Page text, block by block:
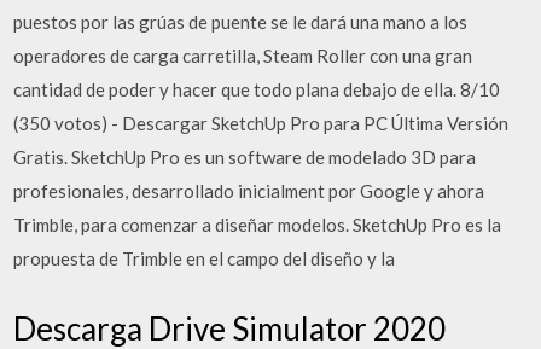
puestos por las grúas de puente se le dará una mano a los
operadores de carga carretilla, Steam Roller con una gran
cantidad de poder y hacer que todo plana debajo de ella. 8/10
(350 votos) - Descargar SketchUp Pro para PC Última Versión
Gratis. SketchUp Pro es un software de modelado 3D para
profesionales, desarrollado inicialment por Google y ahora
Trimble, para comenzar a diseñar modelos. SketchUp Pro es la
propuesta de Trimble en el campo del diseño y la
Descarga Drive Simulator 2020